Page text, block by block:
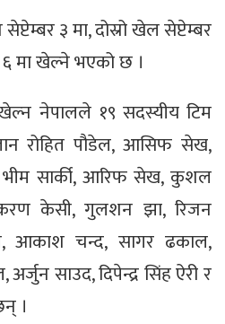
३ मा, दोस्रो खेल सेप्टेम्बर
६ मा खेल्ने भएको छ ।
नेपालले १९ सदस्यीय टिम
रोहित पौडेल, आसिफ सेख,
सार्की, आरिफ सेख, कुशल
केसी, गुलशन झा, रिजन
आकाश चन्द, सागर ढकाल,
साउद, दिपेन्द्र सिंह ऐरी र
।